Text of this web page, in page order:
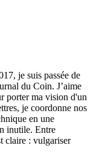
je suis passée de
du Coin. J’aime
porter ma vision d'un
je coordonne nos
en une
inutile. Entre
claire : vulgariser